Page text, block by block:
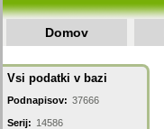
Domov
Vsi podatki v bazi
Podnapisov: 37666
Serij: 14586